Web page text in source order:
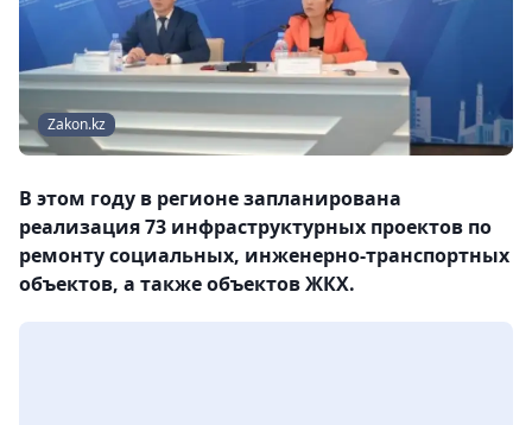
Zakon.kz
В этом году в регионе запланирована
реализация 73 инфраструктурных проектов по
ремонту социальных, инженерно-транспортных
объектов, а также объектов ЖКХ.